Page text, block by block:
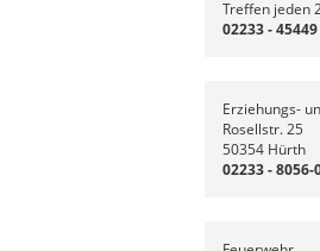
Treffen jeden
02233 - 45449
Erziehungs-
Rosellstr. 25
50354 Hürth
02233 - 8056-